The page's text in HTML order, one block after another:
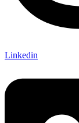
Linkedin